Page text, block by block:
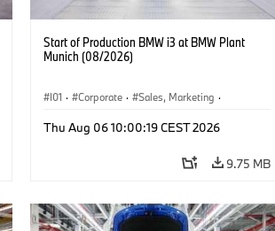
Start of Production BMW i3 at BMW Plant
Munich (08/2026)
I01 · Corporate · Sales, Marketing ·
Thu Aug 06 10:00:19 CEST 2026
9.75 MB